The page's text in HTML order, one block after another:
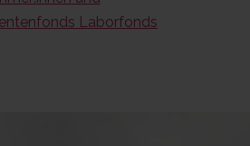
Laborfonds